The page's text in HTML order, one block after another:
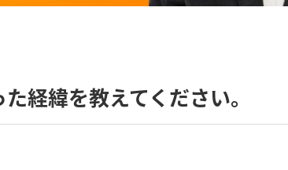
経緯を教えてください。